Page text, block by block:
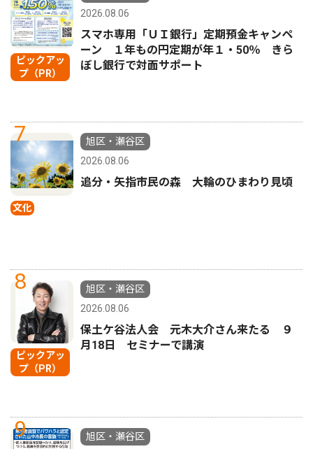
ピックアッ
プ（PR）
2026.08.06
スマホ専用「ＵＩ銀行」定期預金キャンペ
ーン １年もの円定期が年１・50％ きら
ぼし銀行で対面サポート
7
文化
旭区・瀬谷区
2026.08.06
追分・矢指市民の森 大輪のひまわり見頃
8
ピックアッ
プ（PR）
旭区・瀬谷区
2026.08.06
保土ケ谷法人会 元木大介さん来たる ９
月18日 セミナーで講演
9
旭区・瀬谷区